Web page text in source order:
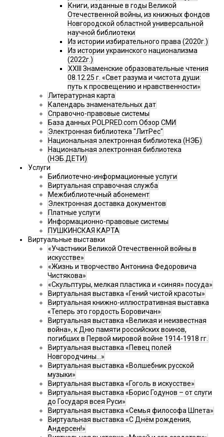
Книги, изданные в годы Великой
Отечественной войны, из книжных фондов
Новгородской областной универсальной
научной библиотеки
Из истории избирательного права (2020г.)
Из истории украинского национализма
(2022г.)
XXIII Знаменские образовательные чтения
08.12.25 г. «Свет разума и чистота души:
путь к просвещению и нравственности»
Литературная карта
Календарь знаменательных дат
Справочно-правовые системы
База данных POLPRED.com Обзор СМИ
Электронная библиотека "ЛитРес"
Национальная электронная библиотека (НЭБ)
Национальная электронная библиотека
(НЭБ.ДЕТИ)
Услуги
Библиотечно-информационные услуги
Виртуальная справочная служба
Межбиблиотечный абонемент
Электронная доставка документов
Платные услуги
Информационно-правовые системы
ПУШКИНСКАЯ КАРТА
Виртуальные выставки
«Участники Великой Отечественной войны в
искусстве»
«Жизнь и творчество Антонина Федоровича
Чистякова»
«Скульптуры, мелкая пластика и «синяя» посуда»
Виртуальная выставка «Гений чистой красоты»
Виртуальная книжно-иллюстративная выставка
«Теперь это гордость Боровичан»
Виртуальная выставка «Великая и неизвестная
война», к Дню памяти российских воинов,
погибших в Первой мировой войне 1914-1918 гг.
Виртуальная выставка «Певец полей
Новгородчины…»
Виртуальная выставка «Волшебник русской
музыки»
Виртуальная выставка «Гоголь в искусстве»
Виртуальная выставка «Борис Годунов – от слуги
до Государя всея Руси»
Виртуальная выставка «Семья философа Шпета»
Виртуальная выставка «С Днём рождения,
Андерсен!»